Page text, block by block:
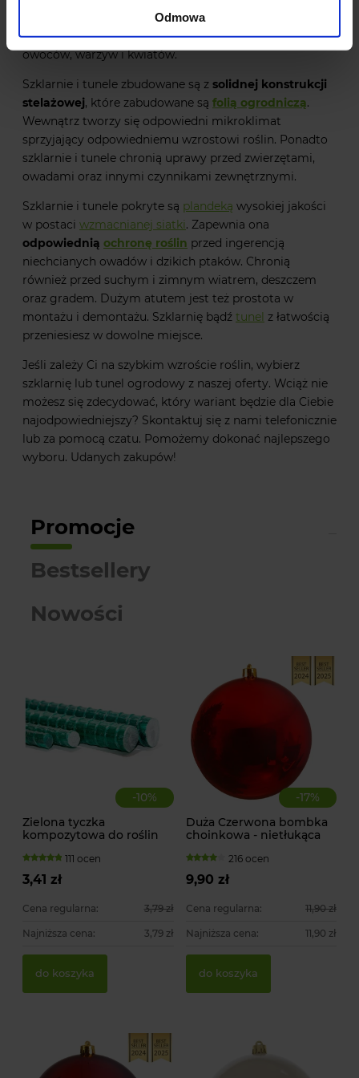
Odmowa
cieszą się niezwykłą popularnością wśród właścicieli
ogrodów. Szklarnia oraz tunel przyspiesza wzrost
owoców, warzyw i kwiatów.
Szklarnie i tunele zbudowane są z solidnej konstrukcji
stelażowej, które zabudowane są folią ogrodniczą.
Wewnątrz tworzy się odpowiedni mikroklimat
sprzyjający odpowiedniemu wzrostowi roślin. Ponadto
szklarnie i tunele chronią uprawy przed zwierzętami,
owadami oraz innymi czynnikami zewnętrznymi.
Szklarnie i tunele pokryte są plandeką wysokiej jakości
w postaci wzmacnianej siatki. Zapewnia ona
odpowiednią ochronę roślin przed ingerencją
niechcianych owadów i dzikich ptaków. Chronią
również przed suchym i zimnym wiatrem, deszczem
oraz gradem. Dużym atutem jest też prostota w
montażu i demontażu. Szklarnię bądź tunel z łatwością
przeniesiesz w dowolne miejsce.
Jeśli zależy Ci na szybkim wzroście roślin, wybierz
szklarnię lub tunel ogrodowy z naszej oferty. Wciąż nie
możesz się zdecydować, który wariant będzie dla Ciebie
najodpowiedniejszy? Skontaktuj się z nami telefonicznie
lub za pomocą czatu. Pomożemy dokonać najlepszego
wyboru. Udanych zakupów!
Promocje
Nowości
Bestsellery
-10%
Zielona tyczka
kompozytowa do roślin
111 ocen
3,41 zł
Cena regularna: 3,79 zł
Najniższa cena: 3,79 zł
do koszyka
-17%
Duża Czerwona bombka
choinkowa - nietłukąca
216 ocen
9,90 zł
Cena regularna: 11,90 zł
Najniższa cena: 11,90 zł
do koszyka